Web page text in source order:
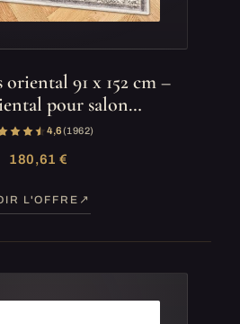
91 x 152 cm –
pour salon…
4,6(1 962)
180,61 €
L'OFFRE